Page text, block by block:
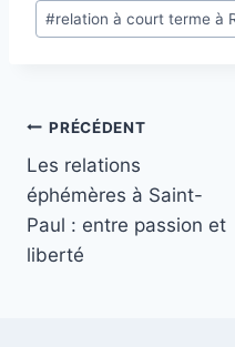
Étiquettes
de
#relation à court terme à
Navigation
de
l’article
PRÉCÉDENT
Les relations
éphémères à Saint-
Paul : entre passion et
liberté